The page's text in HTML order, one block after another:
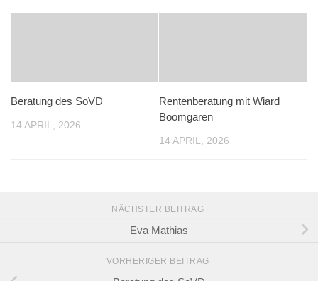
Beratung des SoVD
14 APRIL, 2026
Rentenberatung mit Wiard
Boomgaren
14 APRIL, 2026
NÄCHSTER BEITRAG
Eva Mathias
VORHERIGER BEITRAG